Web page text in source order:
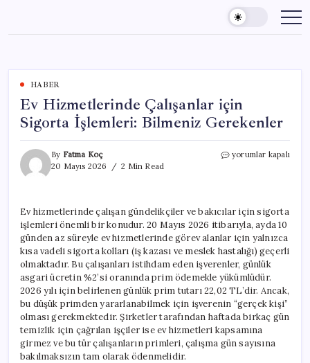
content
HABER
Ev Hizmetlerinde Çalışanlar için
Sigorta İşlemleri: Bilmeniz Gerekenler
By Fatma Koç
20 Mayıs 2026
2 Min Read
Ev
İşlemleri:
Bilmeniz
Gerekenler
için
yorumlar kapalı
Ev hizmetlerinde çalışan gündelikçiler ve bakıcılar için sigorta
işlemleri önemli bir konudur. 20 Mayıs 2026 itibarıyla, ayda 10
günden az süreyle ev hizmetlerinde görev alanlar için yalnızca
kısa vadeli sigorta kolları (iş kazası ve meslek hastalığı) geçerli
olmaktadır. Bu çalışanları istihdam eden işverenler, günlük
asgari ücretin %2’si oranında prim ödemekle yükümlüdür.
2026 yılı için belirlenen günlük prim tutarı 22,02 TL’dir. Ancak,
bu düşük primden yararlanabilmek için işverenin “gerçek kişi”
olması gerekmektedir. Şirketler tarafından haftada birkaç gün
temizlik için çağrılan işçiler ise ev hizmetleri kapsamına
girmez ve bu tür çalışanların primleri, çalışma gün sayısına
bakılmaksızın tam olarak ödenmelidir.